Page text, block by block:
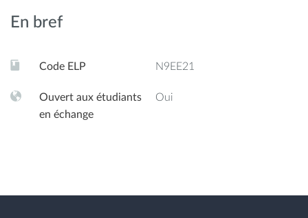
En bref
Code ELP N9EE21
Ouvert aux étudiants
en échange
Oui